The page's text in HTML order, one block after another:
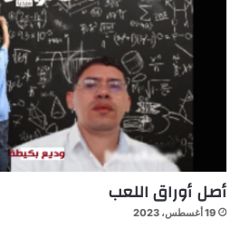
أصل أوراق اللعب
19 أغسطس، 2023